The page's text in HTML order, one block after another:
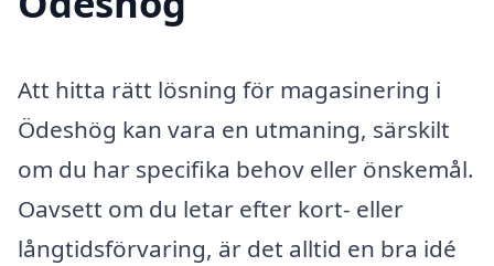
Att hitta rätt lösning för magasinering i
Ödeshög kan vara en utmaning, särskilt
om du har specifika behov eller önskemål.
Oavsett om du letar efter kort- eller
långtidsförvaring, är det alltid en bra idé